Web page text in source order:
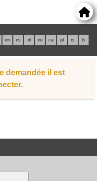
en es nl eu ca pl rs lv
demandée il est